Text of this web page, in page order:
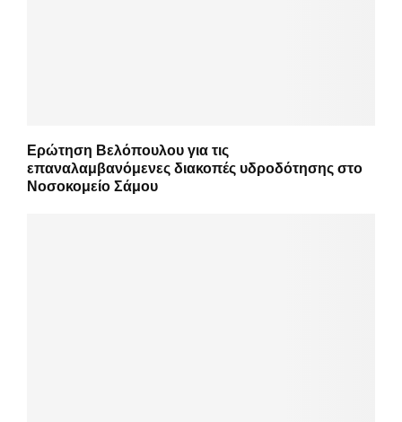
Ερώτηση Βελόπουλου για τις
επαναλαμβανόμενες διακοπές υδροδότησης στο
Νοσοκομείο Σάμου